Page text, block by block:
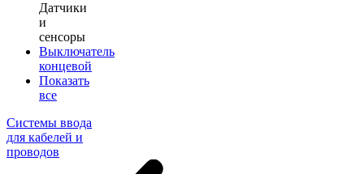
Датчики
и
сенсоры
Выключатель
концевой
Показать
все
Системы ввода
для кабелей и
проводов